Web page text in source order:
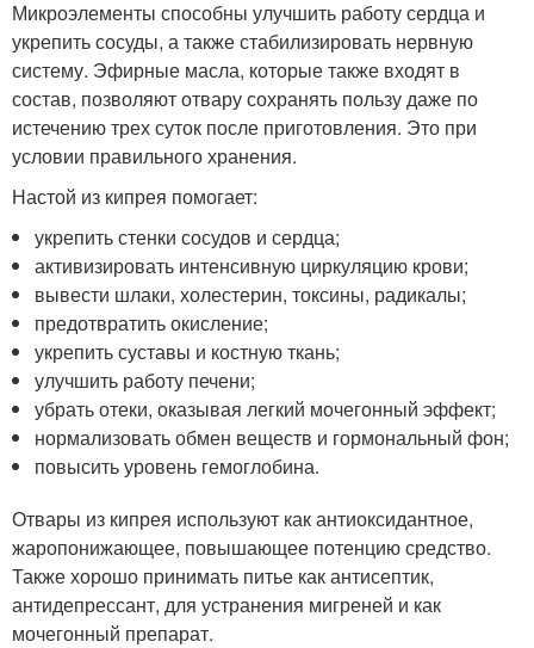
Микроэлементы способны улучшить работу сердца и
укрепить сосуды, а также стабилизировать нервную
систему. Эфирные масла, которые также входят в
состав, позволяют отвару сохранять пользу даже по
истечению трех суток после приготовления. Это при
условии правильного хранения.
Настой из кипрея помогает:
укрепить стенки сосудов и сердца;
активизировать интенсивную циркуляцию крови;
вывести шлаки, холестерин, токсины, радикалы;
предотвратить окисление;
укрепить суставы и костную ткань;
улучшить работу печени;
убрать отеки, оказывая легкий мочегонный эффект;
нормализовать обмен веществ и гормональный фон;
повысить уровень гемоглобина.
Отвары из кипрея используют как антиоксидантное,
жаропонижающее, повышающее потенцию средство.
Также хорошо принимать питье как антисептик,
антидепрессант, для устранения мигреней и как
мочегонный препарат.